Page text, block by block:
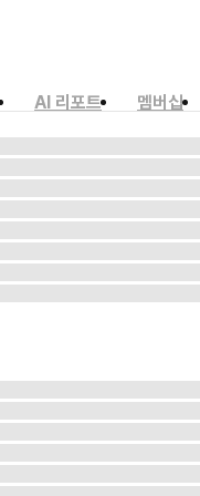
AI 리포트
멤버십